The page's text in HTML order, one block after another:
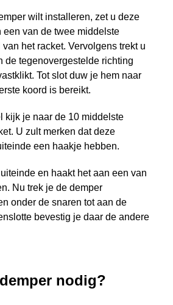
wilt installeren, zet u deze
een van de twee middelste
het racket. Vervolgens trekt u
de tegenovergestelde richting
Tot slot duw je hem naar
koord is bereikt.
kijk je naar de 10 middelste
U zult merken dat deze
een haakje hebben.
en haakt het aan een van
Nu trek je de demper
onder de snaren tot aan de
bevestig je daar de andere
nodig?